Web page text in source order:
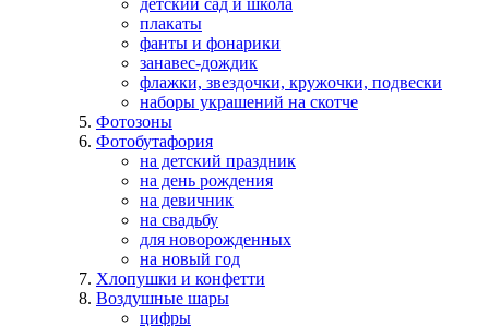
детский сад и школа
плакаты
фанты и фонарики
занавес-дождик
флажки, звездочки, кружочки, подвески
наборы украшений на скотче
Фотозоны
Фотобутафория
на детский праздник
на день рождения
на девичник
на свадьбу
для новорожденных
на новый год
Хлопушки и конфетти
Воздушные шары
цифры